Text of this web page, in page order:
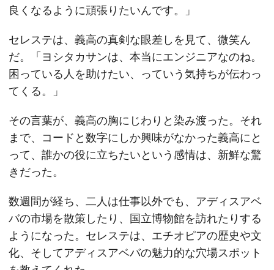
良くなるように頑張りたいんです。」
セレステは、義高の真剣な眼差しを見て、微笑ん
だ。「ヨシタカサンは、本当にエンジニアなのね。
困っている人を助けたい、っていう気持ちが伝わっ
てくる。」
その言葉が、義高の胸にじわりと染み渡った。それ
まで、コードと数字にしか興味がなかった義高にと
って、誰かの役に立ちたいという感情は、新鮮な驚
きだった。
数週間が経ち、二人は仕事以外でも、アディスアベ
バの市場を散策したり、国立博物館を訪れたりする
ようになった。セレステは、エチオピアの歴史や文
化、そしてアディスアベバの魅力的な穴場スポット